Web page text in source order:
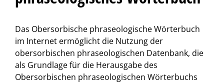
Das Obersorbische phraseologische Wörterbuch
im Internet ermöglicht die Nutzung der
obersorbischen phraseologischen Datenbank, die
als Grundlage für die Herausgabe des
Obersorbischen phraseologischen Wörterbuchs